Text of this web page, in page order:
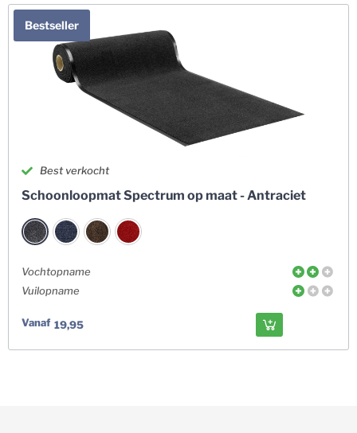
Bestseller
Best verkocht
Schoonloopmat Spectrum op maat - Antraciet
Vochtopname
Vuilopname
Vanaf 19,95